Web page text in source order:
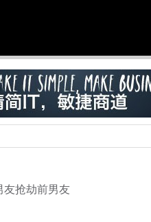
抢劫前男友